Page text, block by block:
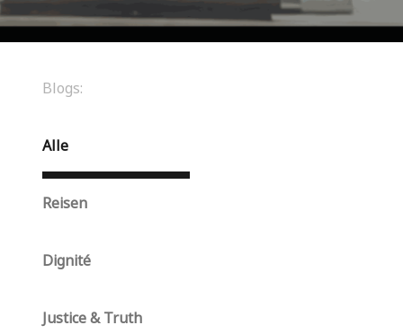
Blogs:
Alle
Reisen
Dignité
Justice & Truth